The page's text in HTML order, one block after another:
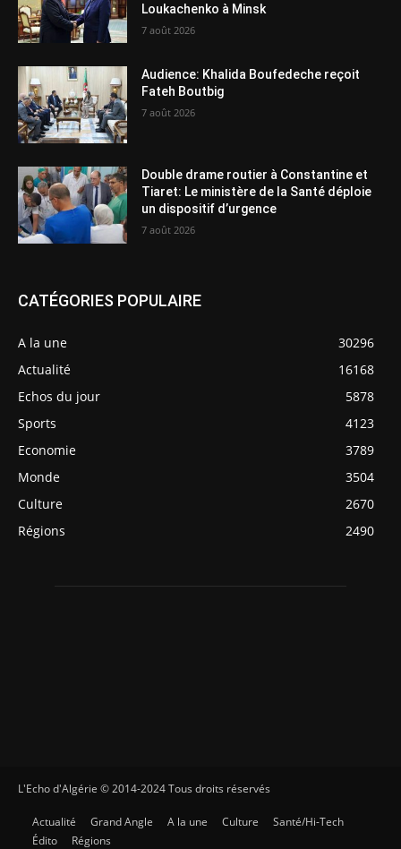
Loukachenko à Minsk
7 août 2026
Audience: Khalida Boufedeche reçoit
Fateh Boutbig
7 août 2026
Double drame routier à Constantine et
Tiaret: Le ministère de la Santé déploie
un dispositif d’urgence
7 août 2026
CATÉGORIES POPULAIRE
A la une
30296
Actualité
16168
Echos du jour
5878
Sports
4123
Economie
3789
Monde
3504
Culture
2670
Régions
2490
L'Echo d'Algérie © 2014-2024 Tous droits réservés
Actualité Grand Angle A la une Culture
Santé/Hi-Tech
Édito
Régions